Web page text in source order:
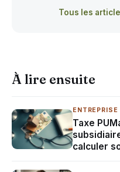
Tous les
À lire ensuite
ENTREPRISE
Taxe
calculer